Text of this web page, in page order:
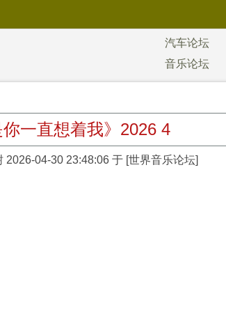
汽车论坛
音乐论坛
你一直想着我》2026 4
2026-04-30 23:48:06 于 [世界音乐论坛]